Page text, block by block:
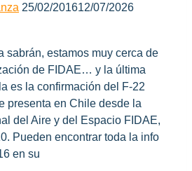
25/02/201612/07/2026
sabrán, estamos muy cerca de
de FIDAE… y la última
es la confirmación del F-22
presenta en Chile desde la
del Aire y del Espacio FIDAE,
Pueden encontrar toda la info
en su